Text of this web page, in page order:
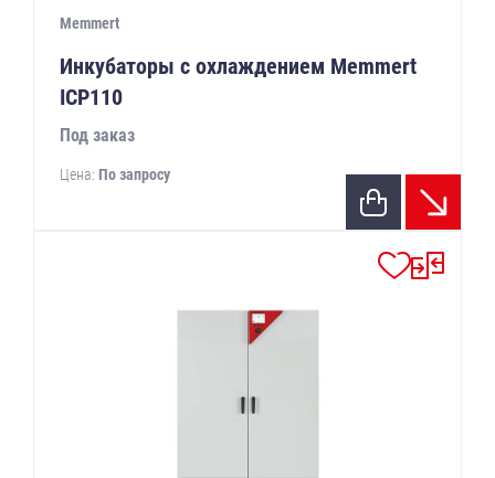
Memmert
Инкубаторы с охлаждением Memmert
ICP110
Под заказ
Цена: По запросу